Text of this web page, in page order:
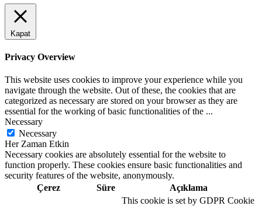
Kapat
Privacy Overview
This website uses cookies to improve your experience while you
navigate through the website. Out of these, the cookies that are
categorized as necessary are stored on your browser as they are
essential for the working of basic functionalities of the ...
Necessary
Necessary
Her Zaman Etkin
Necessary cookies are absolutely essential for the website to
function properly. These cookies ensure basic functionalities and
security features of the website, anonymously.
Çerez
Süre Açıklama
This cookie is set by GDPR Cookie